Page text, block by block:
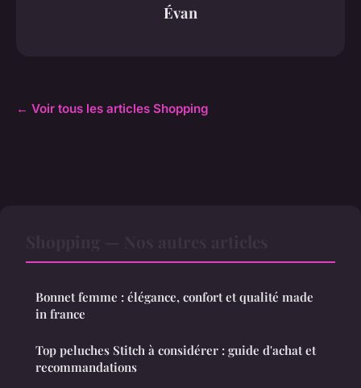
Évan
← Voir tous les articles Shopping
Bonnet femme : élégance, confort et qualité made
in france
Top peluches Stitch à considérer : guide d'achat et
recommandations